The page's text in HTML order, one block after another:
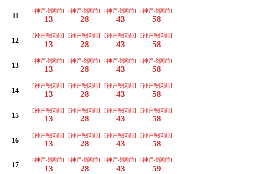
11
[神戸税関前]
13
[神戸税関前]
28
[神戸税関前]
43
[神戸税関前]
58
12
[神戸税関前]
13
[神戸税関前]
28
[神戸税関前]
43
[神戸税関前]
58
13
[神戸税関前]
13
[神戸税関前]
28
[神戸税関前]
43
[神戸税関前]
58
14
[神戸税関前]
13
[神戸税関前]
28
[神戸税関前]
43
[神戸税関前]
58
15
[神戸税関前]
13
[神戸税関前]
28
[神戸税関前]
43
[神戸税関前]
58
16
[神戸税関前]
13
[神戸税関前]
28
[神戸税関前]
43
[神戸税関前]
58
17
[神戸税関前]
13
[神戸税関前]
28
[神戸税関前]
43
[神戸税関前]
59